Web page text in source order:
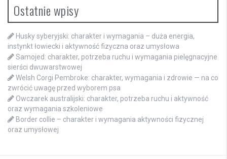
Ostatnie wpisy
Husky syberyjski: charakter i wymagania – duża energia,
instynkt łowiecki i aktywność fizyczna oraz umysłowa
Samojed: charakter, potrzeba ruchu i wymagania pielęgnacyjne
sierści dwuwarstwowej
Welsh Corgi Pembroke: charakter, wymagania i zdrowie — na co
zwrócić uwagę przed wyborem psa
Owczarek australijski: charakter, potrzeba ruchu i aktywność
oraz wymagania szkoleniowe
Border collie – charakter i wymagania aktywności fizycznej
oraz umysłowej